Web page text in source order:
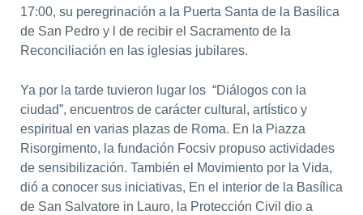
17:00, su peregrinación a la Puerta Santa de la Basílica
de San Pedro y l de recibir el Sacramento de la
Reconciliación en las iglesias jubilares.
Ya por la tarde tuvieron lugar los “Diálogos con la
ciudad”, encuentros de carácter cultural, artístico y
espiritual en varias plazas de Roma. En la Piazza
Risorgimento, la fundación Focsiv propuso actividades
de sensibilización. También el Movimiento por la Vida,
dió a conocer sus iniciativas, En el interior de la Basílica
de San Salvatore in Lauro, la Protección Civil dio a